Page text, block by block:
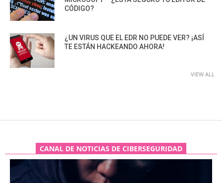
CÓDIGO?
¿UN VIRUS QUE EL EDR NO PUEDE VER? ¡ASÍ
TE ESTÁN HACKEANDO AHORA!
VIEW ALL
CANAL DE NOTICIAS DE CIBERSEGURIDAD